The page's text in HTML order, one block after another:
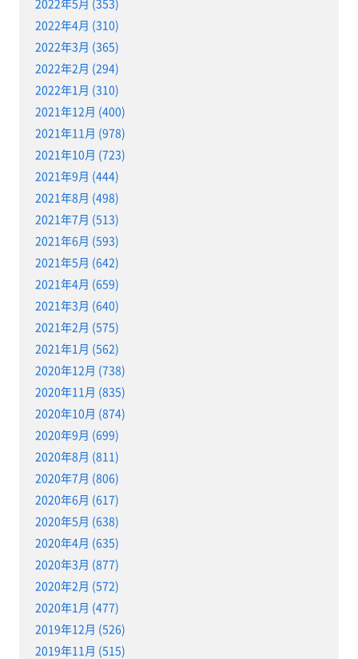
2022年4月 (310)
2022年3月 (365)
2022年2月 (294)
2022年1月 (310)
2021年12月 (400)
2021年11月 (978)
2021年10月 (723)
2021年9月 (444)
2021年8月 (498)
2021年7月 (513)
2021年6月 (593)
2021年5月 (642)
2021年4月 (659)
2021年3月 (640)
2021年2月 (575)
2021年1月 (562)
2020年12月 (738)
2020年11月 (835)
2020年10月 (874)
2020年9月 (699)
2020年8月 (811)
2020年7月 (806)
2020年6月 (617)
2020年5月 (638)
2020年4月 (635)
2020年3月 (877)
2020年2月 (572)
2020年1月 (477)
2019年12月 (526)
2019年11月 (515)